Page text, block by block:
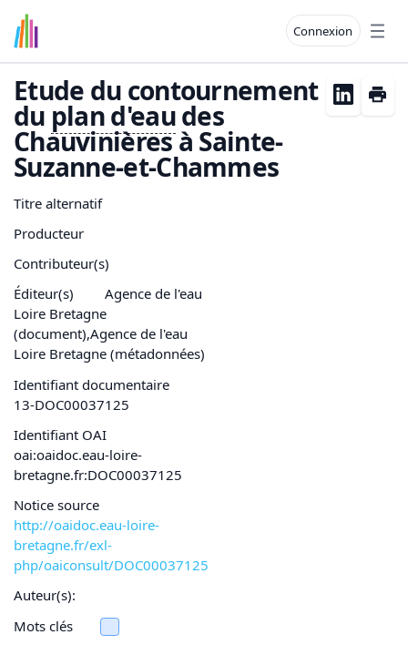
Connexion
Etude du contournement
du plan d'eaudes
Chauvinières à Sainte-
Suzanne-et-Chammes
Titre alternatif
Producteur
Contributeur(s)
Éditeur(s)
Agence de l'eau
Loire Bretagne
(document),Agence de l'eau
Loire Bretagne (métadonnées)
Identifiant documentaire
13-DOC00037125
Identifiant OAI
oai:oaidoc.eau-loire-
bretagne.fr:DOC00037125
Notice source
http://oaidoc.eau-loire-
bretagne.fr/exl-
php/oaiconsult/DOC00037125
Auteur(s):
Mots clés